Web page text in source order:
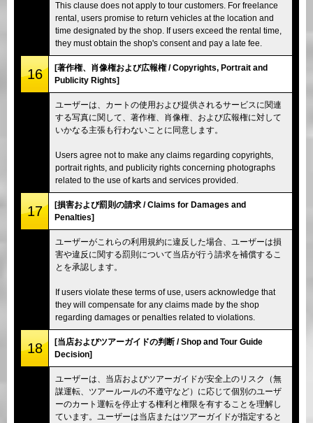
This clause does not apply to tour customers. For freelance
rental, users promise to return vehicles at the location and
time designated by the shop. If users exceed the rental time,
they must obtain the shop's consent and pay a late fee.
16
[著作権、肖像権および広報権 / Copyrights, Portrait and
Publicity Rights]
ユーザーは、カートの使用および提供されるサービスに関連
する写真に関して、著作権、肖像権、および広報権に対して
いかなる主張も行わないことに同意します。
Users agree not to make any claims regarding copyrights,
portrait rights, and publicity rights concerning photographs
related to the use of karts and services provided.
17
[損害および罰則の請求 / Claims for Damages and
Penalties]
ユーザーがこれらの利用規約に違反した場合、ユーザーは損
害や違反に関する罰則について当店が行う請求を補償するこ
とを承認します。
If users violate these terms of use, users acknowledge that
they will compensate for any claims made by the shop
regarding damages or penalties related to violations.
18
[当店およびツアーガイドの判断 / Shop and Tour Guide
Decision]
ユーザーは、当店およびツアーガイドが安全上のリスク（無
謀運転、ツアールールの不遵守など）に応じて個別のユーザ
ーのカート運転を停止する権利と権限を有することを理解し
ています。ユーザーは当店またはツアーガイドが指定すると